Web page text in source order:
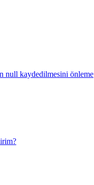
null kaydedilmesini önleme